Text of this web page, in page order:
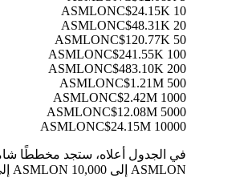
10 ASMLON
C$24.15K
20 ASMLON
C$48.31K
50 ASMLON
C$120.77K
100 ASMLON
C$241.55K
200 ASMLON
C$483.10K
500 ASMLON
C$1.21M
1000 ASMLON
C$2.42M
5000 ASMLON
C$12.08M
10000 ASMLON
C$24.15M
ASMLON إلى 10,000 ASMLON إلى CAD، مما يُتيح لك فهم قيمة كل تحويل بوضوح.